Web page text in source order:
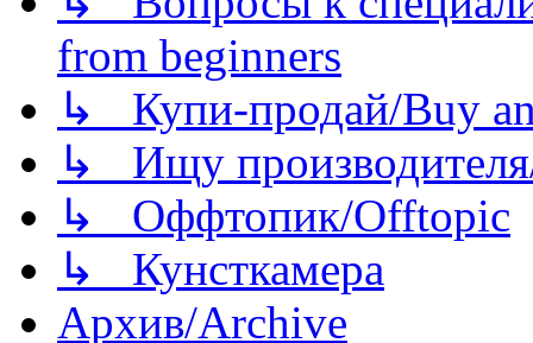
from beginners
↳ Купи-продай/Buy
↳ Ищу
↳ Оффтопик/Offtopic
↳ Кунсткамера
Архив/Archive